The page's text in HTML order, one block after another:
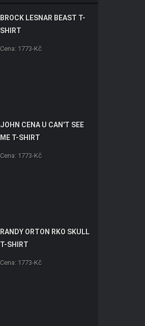
BROCK LESNAR BEAST T-
SHIRT
Cena: 1773-Kč
JOHN CENA U CAN'T SEE
ME T-SHIRT
Cena: 1773-Kč
RANDY ORTON RKO SKULL
T-SHIRT
Cena: 1773-Kč